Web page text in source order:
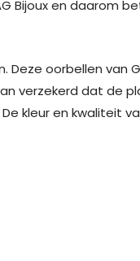
Bijoux en daarom
oorbellen van
verzekerd dat de
kleur en kwaliteit